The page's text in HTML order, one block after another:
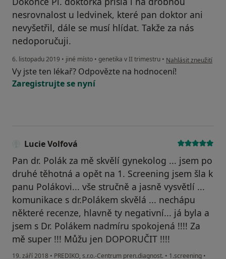
nesrovnalost u ledvinek, které pan doktor ani
nevyšetřil, dále se musí hlídat. Takže za nás
nedoporučuji.
6. listopadu 2019 • jiné místo • genetika v II trimestru • podle názoru
Nahlásit zneužití
Vy jste ten lékař? Odpovězte na hodnocení!
Zaregistrujte se nyní
Lucie Volfová
Pan dr. Polák za mě skvělí gynekolog ... jsem po
druhé těhotná a opět na 1. Screening jsem šla k
panu Polákovi... vše stručně a jasně vysvětlí ...
komunikace s dr.Polákem skvělá ... nechápu
některé recenze, hlavně ty negativní... já byla a
jsem s Dr. Polákem nadmíru spokojená !!!! Za
mě super !!! Můžu jen DOPORUČIT !!!!
19. září 2018 • PREDIKO, s.r.o.-Centrum pren.diagnost. • 1.screening •